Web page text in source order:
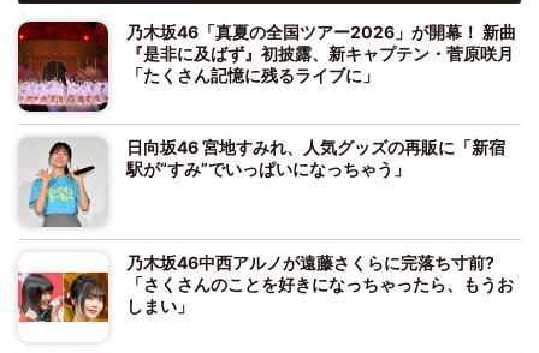
乃木坂46「真夏の全国ツアー2026」が開幕！ 新曲
『是非に及ばず』初披露、新キャプテン・菅原咲月
「たくさん記憶に残るライブに」
日向坂46 宮地すみれ、人気グッズの再販に「新宿
駅が“すみ”でいっぱいになっちゃう」
乃木坂46中西アルノが遠藤さくらに完落ち寸前?
「さくさんのことを好きになっちゃったら、もうお
しまい」